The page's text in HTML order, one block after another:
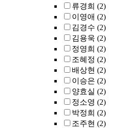
류경희 (2)
이영애 (2)
김경수 (2)
김용욱 (2)
정영희 (2)
조혜정 (2)
배상현 (2)
이승은 (2)
양효실 (2)
정소영 (2)
박정희 (2)
조주현 (2)